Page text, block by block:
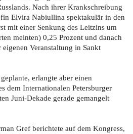
Nach ihrer Krankschreibung
Elvira Nabiullina spektakulär in den
mit einer Senkung des Leitzins um
meinten) 0,25 Prozent und danach
Veranstaltung in Sankt
erlangte aber einen
dem Internationalen Petersburger
Juni-Dekade gerade gemangelt
Gref berichtete auf dem Kongress,